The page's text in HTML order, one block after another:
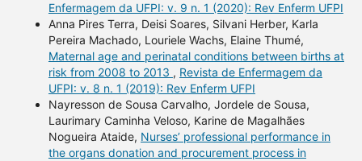
Enfermagem da UFPI: v. 9 n. 1 (2020): Rev Enferm UFPI
Anna Pires Terra, Deisi Soares, Silvani Herber, Karla
Pereira Machado, Louriele Wachs, Elaine Thumé,
Maternal age and perinatal conditions between births at
risk from 2008 to 2013 , Revista de Enfermagem da
UFPI: v. 8 n. 1 (2019): Rev Enferm UFPI
Nayresson de Sousa Carvalho, Jordele de Sousa,
Laurimary Caminha Veloso, Karine de Magalhães
Nogueira Ataide, Nurses’ professional performance in
the organs donation and procurement process in